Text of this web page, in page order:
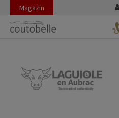
Magazin